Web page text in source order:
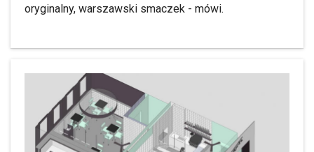
oryginalny, warszawski smaczek - mówi.